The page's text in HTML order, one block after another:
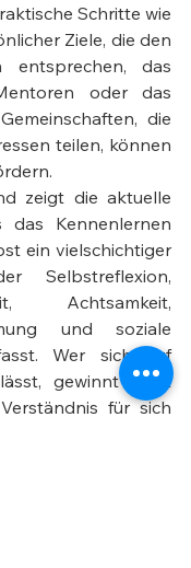
Schritte wie
Ziele, die den
entsprechen, das
oder das
die
teilen, können
zeigt die aktuelle
das Kennenlernen
ein vielschichtiger
Selbstreflexion,
Achtsamkeit,
und soziale
Wer sich auf
gewinnt nicht
für sich